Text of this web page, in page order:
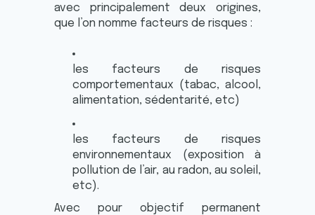
avec principalement deux origines,
que l’on nomme facteurs de risques :
les facteurs de risques
comportementaux (tabac, alcool,
alimentation, sédentarité, etc)
les facteurs de risques
environnementaux (exposition à
pollution de l’air, au radon, au soleil,
etc).
Avec pour objectif permanent